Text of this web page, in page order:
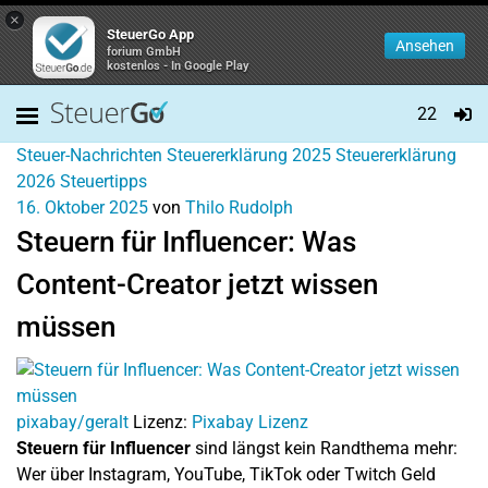
×
SteuerGo App
forium GmbH
kostenlos - In Google Play
Ansehen
22
Steuer-Nachrichten Steuererklärung 2025 Steuererklärung
2026 Steuertipps
16. Oktober 2025 von Thilo Rudolph
Steuern für Influencer: Was
Content-Creator jetzt wissen
müssen
pixabay/geralt Lizenz: Pixabay Lizenz
Steuern für Influencer sind längst kein Randthema mehr:
Wer über Instagram, YouTube, TikTok oder Twitch Geld